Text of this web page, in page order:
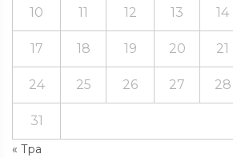
« Тра
10 11 12 13 14
17 18 19 20 21
24 25 26 27 28
31